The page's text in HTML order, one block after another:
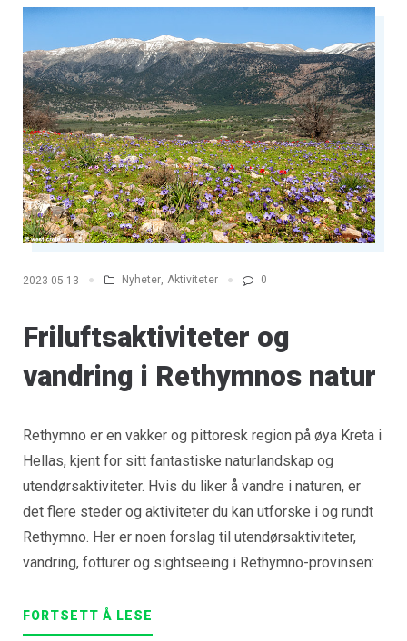
2023-05-13 Nyheter, Aktiviteter 0
Friluftsaktiviteter og
vandring i Rethymnos natur
Rethymno er en vakker og pittoresk region på øya Kreta i
Hellas, kjent for sitt fantastiske naturlandskap og
utendørsaktiviteter. Hvis du liker å vandre i naturen, er
det flere steder og aktiviteter du kan utforske i og rundt
Rethymno. Her er noen forslag til utendørsaktiviteter,
vandring, fotturer og sightseeing i Rethymno-provinsen:
FORTSETT Å LESE